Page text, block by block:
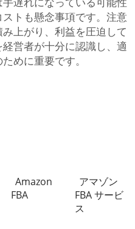
トも懸念事項です。注意
上がり、利益を圧迫して
営者が十分に認識し、適
めに重要です。
Amazon
FBA
アマゾン
FBA サービ
ス